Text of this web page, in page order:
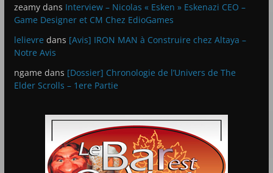
zeamydans Interview – Nicolas « Esken » Eskenazi CEO –
Game Designer et CM Chez EdioGames
lelievre dans [Avis] IRON MAN à Construire chez Altaya –
Notre Avis
ngame dans [Dossier] Chronologie de l’Univers de The
Elder Scrolls – 1ere Partie